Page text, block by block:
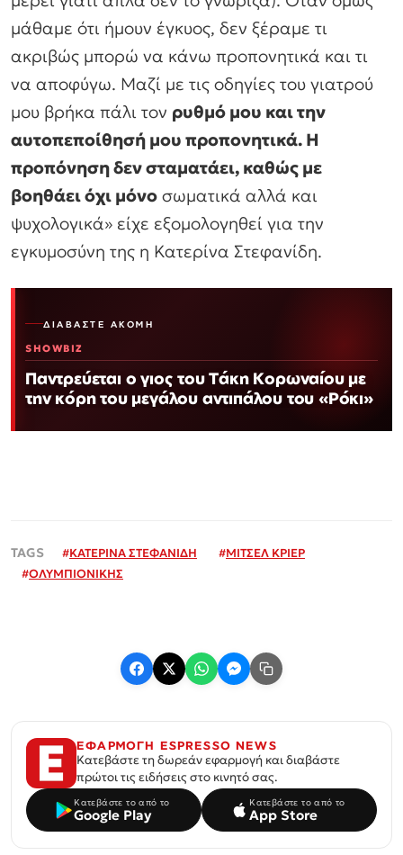
μάθαμε ότι ήμουν έγκυος, δεν ξέραμε τι
ακριβώς μπορώ να κάνω προπονητικά και τι
να αποφύγω. Μαζί με τις οδηγίες του γιατρού
μου βρήκα πάλι τον ρυθμό μου και την
αυτοπεποίθησή μου προπονητικά. Η
προπόνηση δεν σταματάει, καθώς με
βοηθάει όχι μόνο σωματικά αλλά και
ψυχολογικά» είχε εξομολογηθεί για την
εγκυμοσύνη της η Κατερίνα Στεφανίδη.
ΔΙΑΒΆΣΤΕ ΑΚΌΜΗ
SHOWBIZ
Παντρεύεται ο γιος του Τάκη Κορωναίου με
την κόρη του μεγάλου αντιπάλου του «Ρόκι»
#ΚΑΤΕΡΙΝΑ ΣΤΕΦΑΝΙΔΗ #ΜΙΤΣΕΛ ΚΡΙΕΡ
#ΟΛΥΜΠΙΟΝΙΚΗΣ
ΕΦΑΡΜΟΓΗ ESPRESSO NEWS
Κατεβάστε τη δωρεάν εφαρμογή και διαβάστε
πρώτοι τις ειδήσεις στο κινητό σας.
Κατεβάστε το από το
Google Play
Κατεβάστε το από το
App Store